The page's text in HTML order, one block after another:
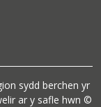
sydd berchen yr
ar y safle hwn ©